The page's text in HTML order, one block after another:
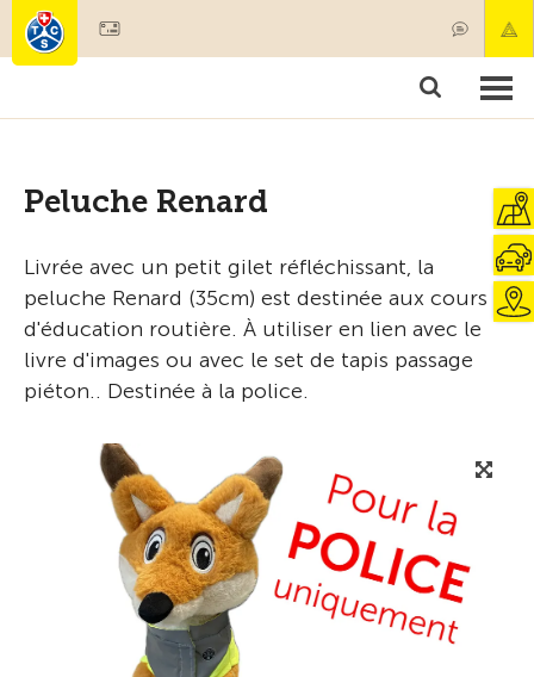
Produits & services
Peluche Renard
Livrée avec un petit gilet réfléchissant, la
peluche Renard (35cm) est destinée aux cours
d'éducation routière. À utiliser en lien avec le
livre d'images ou avec le set de tapis passage
piéton.. Destinée à la police.